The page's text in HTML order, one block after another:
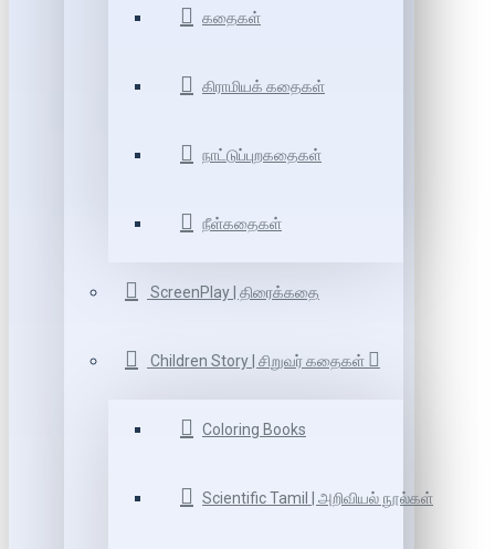
கதைகள்
கிராமியக் கதைகள்
நாட்டுப்புறகதைகள்
நீள்கதைகள்
ScreenPlay | திரைக்கதை
Children Story | சிறுவர் கதைகள்
Coloring Books
Scientific Tamil | அறிவியல் நூல்கள்